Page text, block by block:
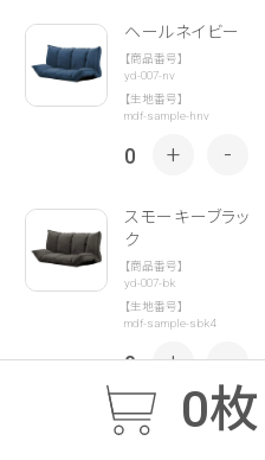
ヘールネイビー
【商品番号】
yd-007-nv
【生地番号】
mdf-sample-hnv
0 + -
スモーキーブラッ
ク
【商品番号】
yd-007-bk
【生地番号】
mdf-sample-sbk4
0 + -
エクルベージュ
0枚